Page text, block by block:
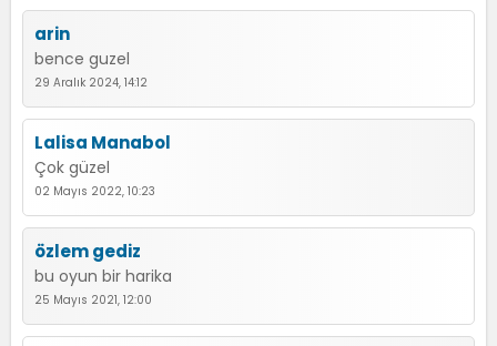
arin
bence guzel
29 Aralık 2024, 14:12
Lalisa Manabol
Çok güzel
02 Mayıs 2022, 10:23
özlem gediz
bu oyun bir harika
25 Mayıs 2021, 12:00